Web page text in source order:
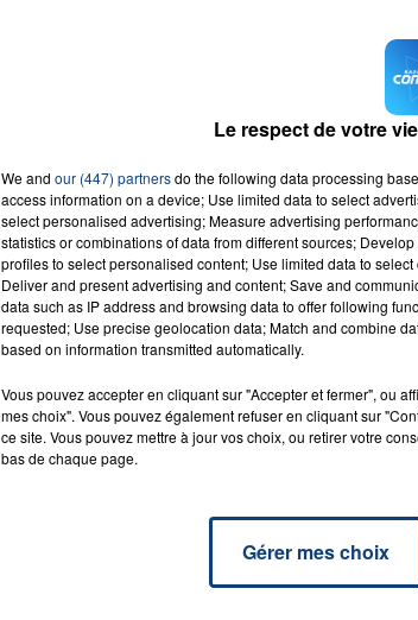
LA TEAM
Petal
ARIANA
GRANDE
RADIO CONTACT
Le respect de votre
We and our (447) partnersdo the following data processing
access information on a device; Use limited data to select
select personalised advertising; Measure advertising
statistics or combinations of data from different sources;
profiles to select personalised content; Use limited data to
Deliver and present advertising and content; Save and
data such as IP address and browsing data to offer following
requested; Use precise geolocation data; Match and combine
based on information transmitted automatically.
Vous pouvez accepter en cliquant sur "Accepter et fermer", ou
mes choix". Vous pouvez également refuser en cliquant sur
ce site. Vous pouvez mettre à jour vos choix, ou retirer votre
bas de chaque page.
Gérer mes choix